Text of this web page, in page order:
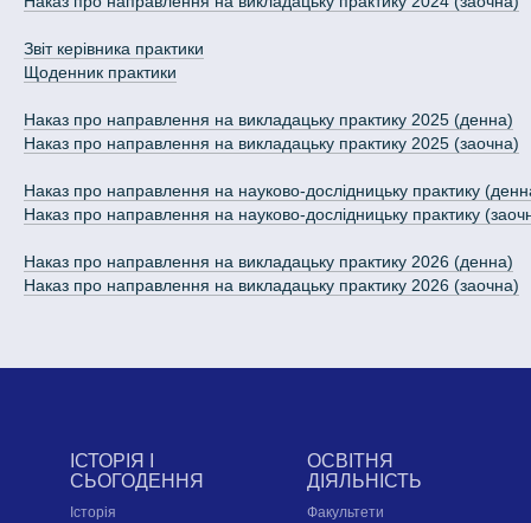
Звіт керівника практики
Щоденник практики
Наказ про направлення на викладацьку практику 2025 (денна)
Наказ про направлення на викладацьку практику 2025 (заочна)
Наказ про направлення на науково-дослідницьку практику
Наказ про направлення на науково-дослідницьку практику
Наказ про направлення на викладацьку практику 2026 (денна)
Наказ про направлення на викладацьку практику 2026 (заочна)
ІСТОРІЯ І
СЬОГОДЕННЯ
Історія
ОСВІТНЯ
ДІЯЛЬНІСТЬ
Факультети